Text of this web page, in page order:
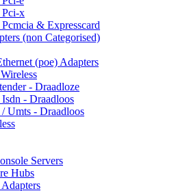
Pci-x
& Expresscard
(non Categorised)
(poe) Adapters
- Draadloze
- Draadloos
Umts - Draadloos
Servers
Hubs